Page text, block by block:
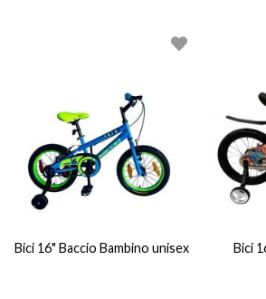
Bici 16" Baccio Bambino unisex Bici